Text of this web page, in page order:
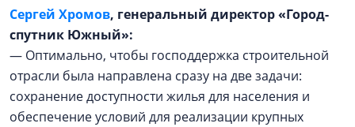
Сергей Хромов, генеральный директор «Город-
спутник Южный»:
— Оптимально, чтобы господдержка строительной
отрасли была направлена сразу на две задачи:
сохранение доступности жилья для населения и
обеспечение условий для реализации крупных